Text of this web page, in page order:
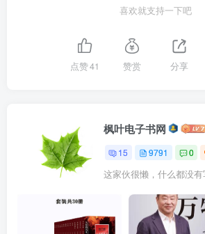
喜欢就支持一下吧
点赞41 赞赏 分享
枫叶电子书网
15 9791 0
这家伙很懒，什么都没